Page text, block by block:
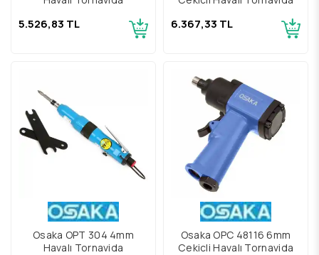
5.526,83 TL 6.367,33 TL
Osaka OPT 304 4mm
Havalı Tornavida
Osaka OPC 48116 6mm
Çekiçli Havalı Tornavida